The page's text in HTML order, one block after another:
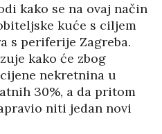
kako se na ovaj način
kuće s ciljem
s periferije Zagreba.
kako će zbog
nekretnina u
30%, a da pritom
niti jedan novi